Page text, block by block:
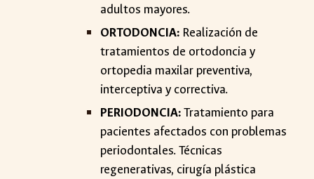
adultos mayores.
ORTODONCIA: Realización de
tratamientos de ortodoncia y
ortopedia maxilar preventiva,
interceptiva y correctiva.
PERIODONCIA:Tratamiento para
pacientes afectados con problemas
periodontales. Técnicas
regenerativas, cirugía plástica